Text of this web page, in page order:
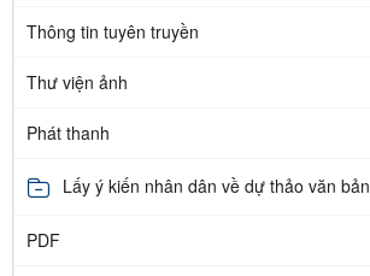
Thông tin tuyên truyền
Thư viện ảnh
Phát thanh
Lấy ý kiến nhân dân về dự thảo văn bản
PDF